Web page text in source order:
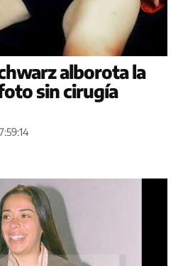
alborota la
sin cirugía